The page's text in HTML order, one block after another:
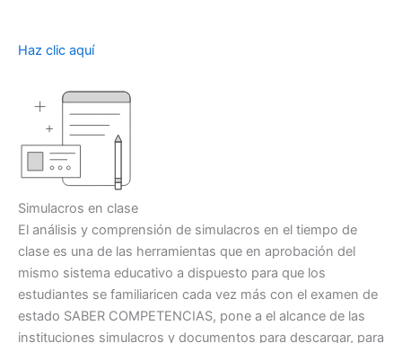
Haz clic aquí
Simulacros en clase
El análisis y comprensión de simulacros en el tiempo de
clase es una de las herramientas que en aprobación del
mismo sistema educativo a dispuesto para que los
estudiantes se familiaricen cada vez más con el examen de
estado SABER COMPETENCIAS, pone a el alcance de las
instituciones simulacros y documentos para descargar, para